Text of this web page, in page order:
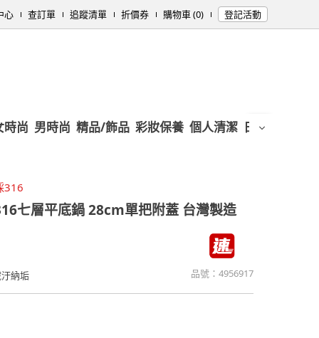
心 查訂單 追蹤清單 折價券 購物車 (0) 登記活動
時尚 男時尚 精品/飾品 彩妝保養 個人清潔 日用/紙品
316
七層平底鍋 28cm單把附蓋 台灣製造
納垢 品號： 4956917